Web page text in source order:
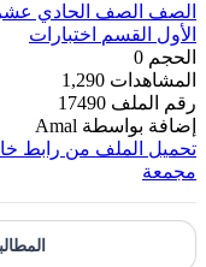
الصف الصف الحادي
الأول
القسم
اختبارات
الحجم 0
المشاهدات 1,290
رقم الملف 17490
إضافة بواسطة Amal
تحميل الملف من رابط
مجمعة